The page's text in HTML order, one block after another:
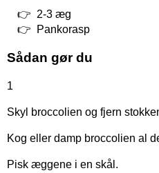
2-3 æg
Pankorasp
Sådan gør du
1
Skyl broccolien og fjern
Kog eller damp broccolien al
Pisk æggene i en skål.